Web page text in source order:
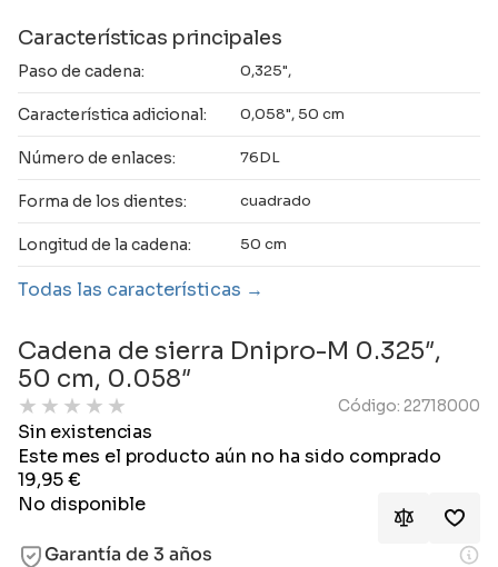
Características principales
Paso de cadena: 0,325",
Característica adicional: 0,058", 50 cm
Número de enlaces: 76DL
Forma de los dientes: cuadrado
Longitud de la cadena: 50 cm
Todas las características
Cadena de sierra Dnipro-M 0.325″,
50 cm, 0.058″
★ ★ ★ ★ ★ Código: 22718000
Sin existencias
Este mes el producto aún no ha sido comprado
19,95€
No disponible
Garantía de 3 años